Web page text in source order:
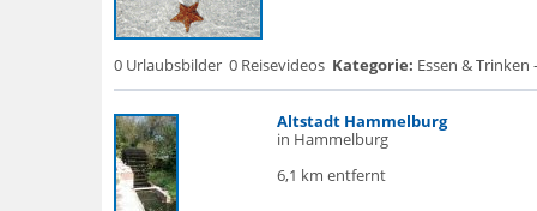
0 Urlaubsbilder 0 Reisevideos Kategorie: Essen & Trinken
Altstadt Hammelburg
in Hammelburg
6,1 km entfernt